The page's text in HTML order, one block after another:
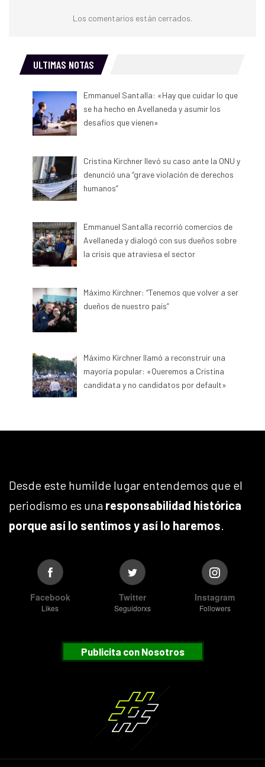
Los comentarios están cerrados.
ULTIMAS NOTAS
Emmanuel Santalla: «Hay que cuidar lo que
se ha hecho en Avellaneda y asumir los
desafíos que vienen»
Cristina Kirchner llevó su caso ante la ONU y
denunció una “grave violación de derechos
humanos”
Emmanuel Santalla recorrió comercios de
Avellaneda y dialogó con sus dueños sobre
la crisis que atraviesa el sector
Máximo Kirchner: “Tenemos que volver a ser
dueños de nuestro país”
Máximo Kirchner llamó a reconstruir una
mayoría popular: «Queremos a Cristina
candidata y no candidatos por default»
Desde este humilde lugar entendemos que el
periodismo es una responsabilidad histórica
porque así lo sentimos y así lo haremos.
Facebook
Likes
Twitter
Seguidorxs
Instagram
Followers
Publicita con Nosotros